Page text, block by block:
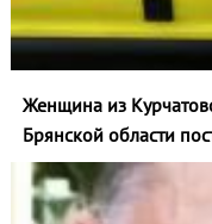
Женщина из
Брянской области